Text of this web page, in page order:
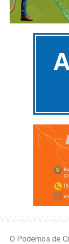
O Podemos de